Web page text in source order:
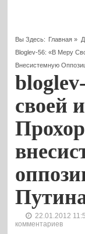
Вы Здесь: Главная »
Bloglev-56: «В Меру
Внесистемную
своей
22.01.2012
комментариев